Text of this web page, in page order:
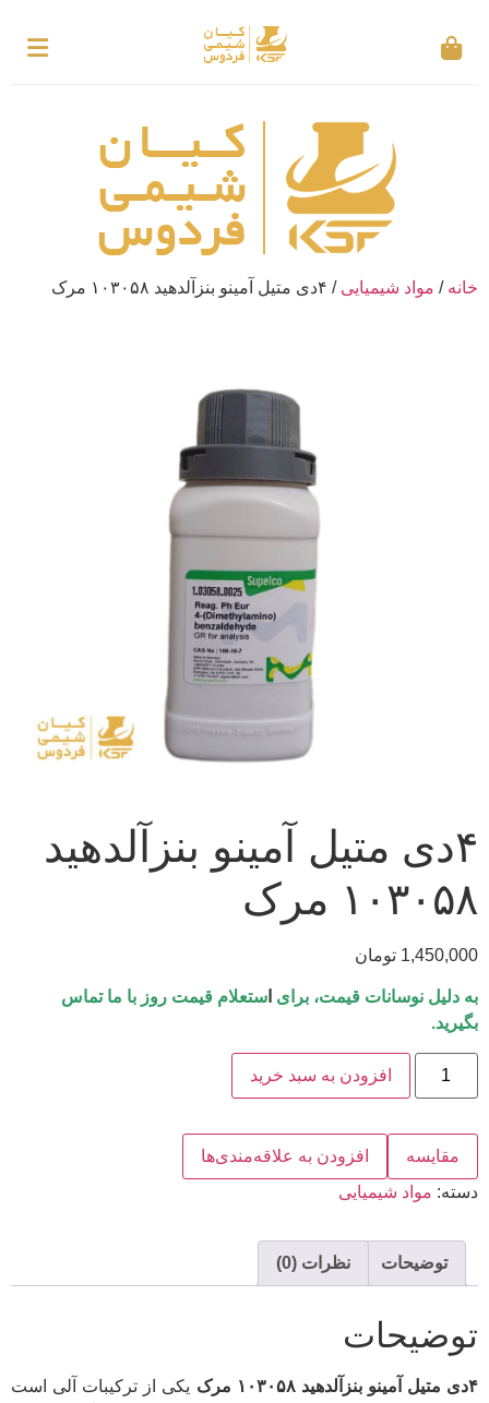
خانه / مواد شیمیایی / ۴دی متیل آمینو بنزآلدهید ۱۰۳۰۵۸ مرک
۴دی متیل آمینو بنزآلدهید
۱۰۳۰۵۸ مرک
1,450,000 تومان
به دلیل نوسانات قیمت، برای ستعلام قیمت روز با ما تماس
بگیرید.
افزودن به سبد خرید
مقایسه
افزودن به علاقه‌مندی‌ها
دسته: مواد شیمیایی
توضیحات نظرات (0)
توضیحات
۴دی متیل آمینو بنزآلدهید ۱۰۳۰۵۸ مرک
یکی از ترکیبات آلی است